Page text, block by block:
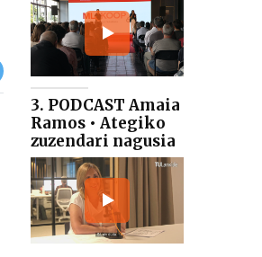
3. PODCAST Amaia
Ramos • Ategiko
zuzendari nagusia